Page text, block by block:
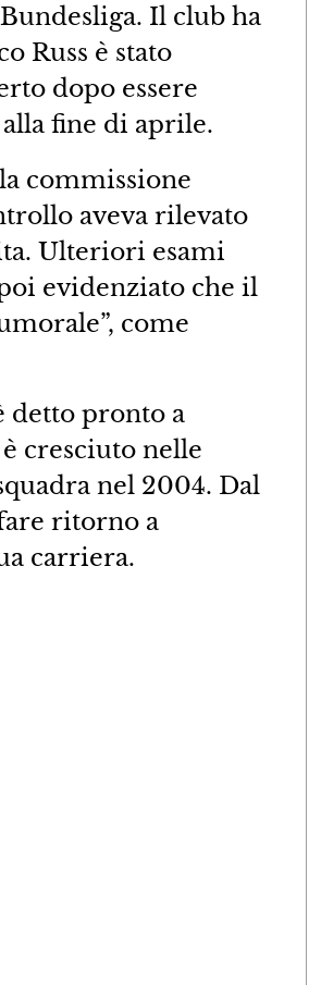
Il club ha
Russ è stato
dopo essere
fine di aprile.
commissione
aveva rilevato
Ulteriori esami
evidenziato che il
come
detto pronto a
cresciuto nelle
nel 2004. Dal
ritorno a
carriera.